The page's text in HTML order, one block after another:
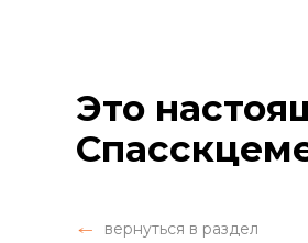
Это
вернуться в раздел